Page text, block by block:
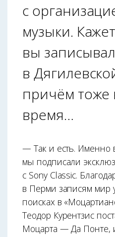
с
музыки.
вы
в
причём тоже
время…
— Так и есть. Именно
мы подписали
с Sony Classic.
в Перми записям мир
поисках в
Теодор Курентзис
Моцарта — Да Понте,